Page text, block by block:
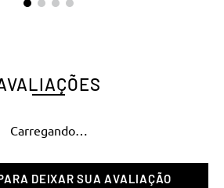
Carregando…